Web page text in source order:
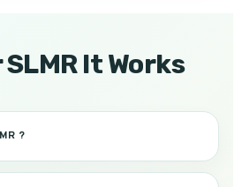
SLMR It Works
?